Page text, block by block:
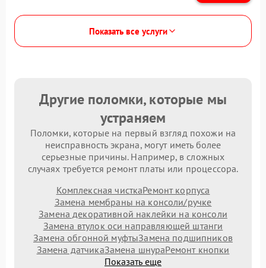
Показать все услуги
Другие поломки, которые мы
устраняем
Поломки, которые на первый взгляд похожи на
неисправность экрана, могут иметь более
серьезные причины. Например, в сложных
случаях требуется ремонт платы или процессора.
Комплексная чисткаРемонт корпуса
Замена мембраны на консоли/ручке
Замена декоративной наклейки на консоли
Замена втулок оси направляющей штанги
Замена обгонной муфтыЗамена подшипников
Замена датчикаЗамена шнураРемонт кнопки
Показать еще